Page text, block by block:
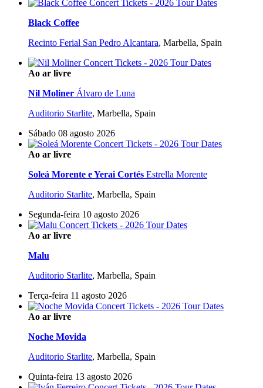
Black Coffee
Recinto Ferial San Pedro Alcantara, Marbella, Spain
Ao ar livre
Nil Moliner Álvaro de Luna
Auditorio Starlite, Marbella, Spain
Sábado 08 agosto 2026
Ao ar livre
Soleá Morente e Yerai Cortés Estrella Morente
Auditorio Starlite, Marbella, Spain
Segunda-feira 10 agosto 2026
Ao ar livre
Malu
Auditorio Starlite, Marbella, Spain
Terça-feira 11 agosto 2026
Ao ar livre
Noche Movida
Auditorio Starlite, Marbella, Spain
Quinta-feira 13 agosto 2026